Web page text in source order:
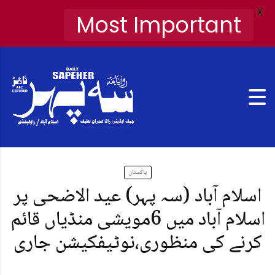
پاکستان
اسلام آباد (سہ پہر) عید الاضحی پر
اسلام آباد میں 6مویشی منڈیاں قائم
کرنے کی منظوری،نوٹیفکیشن جاری
Most Important X